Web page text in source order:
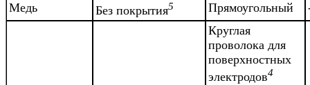
Медь Без покрытия5 Прямоугольный
Круглая
проволока для
поверхностных
электродов4